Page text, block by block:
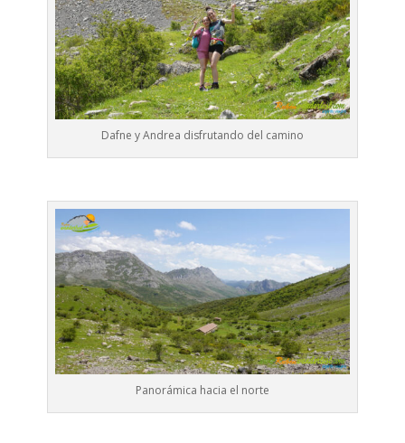
Dafne y Andrea disfrutando del camino
Panorámica hacia el norte